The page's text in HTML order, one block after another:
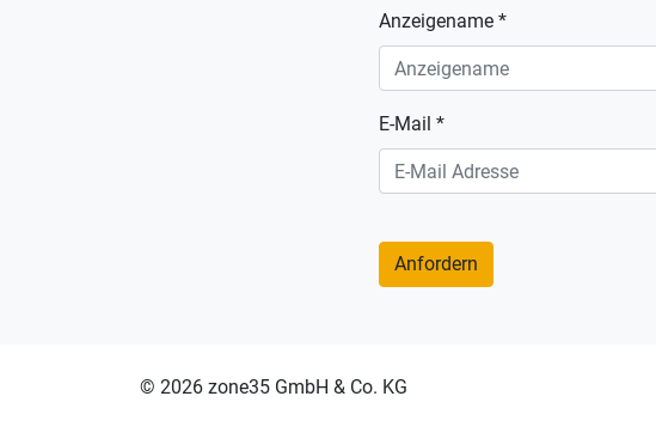
Anzeigename *
E-Mail *
© 2026 zone35 GmbH & Co. KG